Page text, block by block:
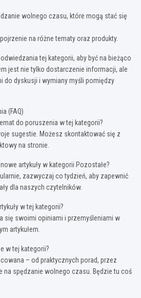
wolnego czasu, które mogą stać się
na różne tematy oraz produkty.
tej kategorii, aby być na bieżąco
jest nie tylko dostarczenie informacji, ale
do dyskusji i wymiany myśli pomiędzy
(FAQ)
do poruszenia w tej kategorii?
sugestie. Możesz skontaktować się z
na stronie.
artykuły w kategorii Pozostałe?
zazwyczaj co tydzień, aby zapewnić
dla naszych czytelników.
w tej kategorii?
się swoimi opiniami i przemyśleniami w
artykułem.
w tej kategorii?
– od praktycznych porad, przez
na spędzanie wolnego czasu. Będzie tu coś